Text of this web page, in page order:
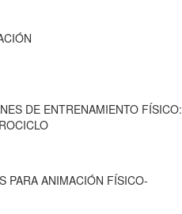
DE ENTRENAMIENTO FÍSICO:
PARA ANIMACIÓN FÍSICO-